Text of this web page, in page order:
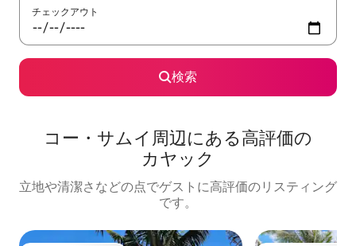
チェックアウト
検索
コー・サムイ周辺にあ⁠る高⁠評⁠価の
カ⁠ヤ⁠ッ⁠ク
立地や清潔さなどの点でゲストに高評価のリスティング
です。